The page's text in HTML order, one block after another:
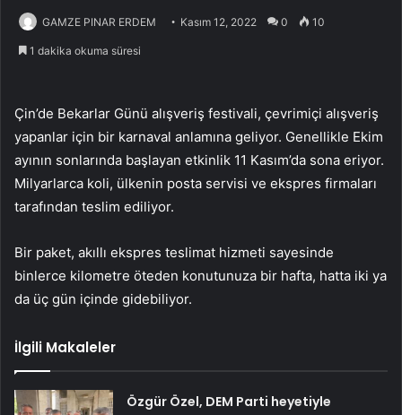
GAMZE PINAR ERDEM Kasım 12, 2022 0 10
1 dakika okuma süresi
Çin’de Bekarlar Günü alışveriş festivali, çevrimiçi alışveriş
yapanlar için bir karnaval anlamına geliyor. Genellikle Ekim
ayının sonlarında başlayan etkinlik 11 Kasım’da sona eriyor.
Milyarlarca koli, ülkenin posta servisi ve ekspres firmaları
tarafından teslim ediliyor.
Bir paket, akıllı ekspres teslimat hizmeti sayesinde
binlerce kilometre öteden konutunuza bir hafta, hatta iki ya
da üç gün içinde gidebiliyor.
İlgili Makaleler
Özgür Özel, DEM Parti heyetiyle